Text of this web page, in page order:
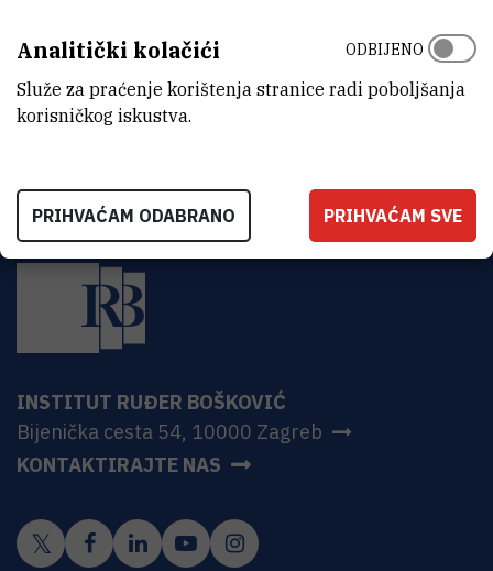
Institut Ruđer Bošković
HR-10000 Zagreb
INSTITUT RUĐER BOŠKOVIĆ
Bijenička cesta 54, 10000 Zagreb
KONTAKTIRAJTE NAS
Analitički kolačići
Služe za praćenje korištenja stranice radi poboljšanja
korisničkog iskustva.
ODBIJENO
PRIHVAĆAM ODABRANO PRIHVAĆAM SVE